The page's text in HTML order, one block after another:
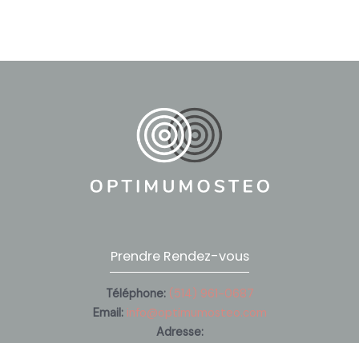
Prendre Rendez-vous
Téléphone: (514) 961-0687
Email: info@optimumosteo.com
Adresse: